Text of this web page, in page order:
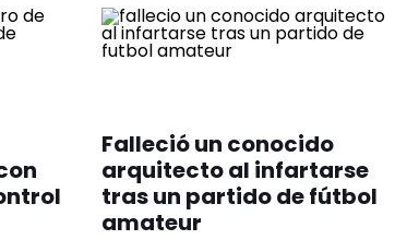
Falleció un conocido
arquitecto al infartarse
tras un partido de fútbol
amateur